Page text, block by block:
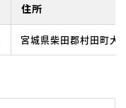
住所
宮城県柴田郡村田町大